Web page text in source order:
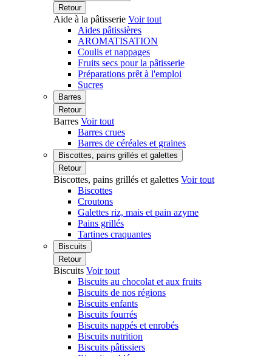
Retour
Aide à la pâtisserie Voir tout
Aides pâtissières
AROMATISATION
Coulis et nappages
Fruits secs pour la pâtisserie
Préparations prêt à l'emploi
Sucres
Barres
Retour
Barres Voir tout
Barres crues
Barres de céréales et graines
Biscottes, pains grillés et galettes
Retour
Biscottes, pains grillés et galettes Voir tout
Biscottes
Croutons
Galettes riz, mais et pain azyme
Pains grillés
Tartines craquantes
Biscuits
Retour
Biscuits Voir tout
Biscuits au chocolat et aux fruits
Biscuits de nos régions
Biscuits enfants
Biscuits fourrés
Biscuits nappés et enrobés
Biscuits nutrition
Biscuits pâtissiers